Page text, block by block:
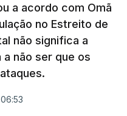
a acordo com Omã
no Estreito de
não significa a
não ser que os